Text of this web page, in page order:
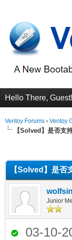
Hello There, Guest!
Ventoy Forums › Ventoy
【Solved】是否支
【Solved】是否
Junior
03-10-